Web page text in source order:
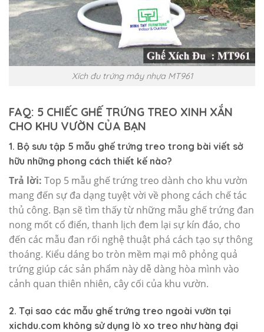
Xích đu trứng mây nhựa MT961
FAQ: 5 CHIẾC GHẾ TRỨNG TREO XINH XẮN
CHO KHU VƯỜN CỦA BẠN
1. Bộ sưu tập 5 mẫu ghế trứng treo trong bài viết sở
hữu những phong cách thiết kế nào?
Trả lời: Top 5 mẫu ghế trứng treo dành cho khu vườn
mang đến sự đa dạng tuyệt vời về phong cách chế tác
thủ công. Bạn sẽ tìm thấy từ những mẫu ghế trứng đan
nong mốt cổ điển, thanh lịch đem lại sự kín đáo, cho
đến các mẫu đan rối nghệ thuật phá cách tạo sự thông
thoáng. Kiểu dáng bo tròn mềm mại mô phỏng quả
trứng giúp các sản phẩm này dễ dàng hòa mình vào
cảnh quan thiên nhiên, cây cối của khu vườn.
2. Tại sao các mẫu ghế trứng treo ngoài vườn tại
xichdu.com không sử dụng lò xo treo như hàng đại